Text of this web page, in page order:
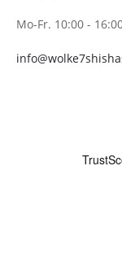
Mo-Fr. 10:00 -